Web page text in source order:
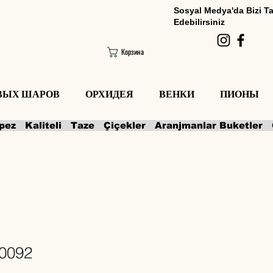
Корзина
Sosyal Medya'da Bizi
Edebilirsiniz
ШАРОВ ОРХИДЕЯ ВЕНКИ ПИОНЫ